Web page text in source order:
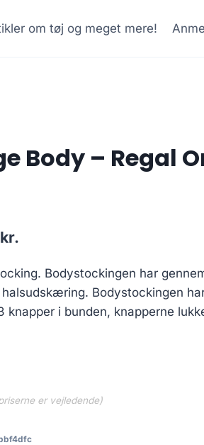
om tøj og meget mere!
Body – Regal
kr.
is:
45.00 kr..
Bodystockingen har
Bodystockingen
knapper i bunden, knapperne
er vejledende)